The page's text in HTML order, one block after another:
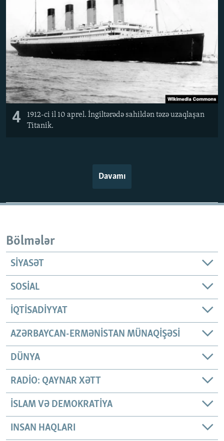
4
1912-ci il 10 aprel. İngiltərədə sahildən təzə uzaqlaşan
Titanik.
Davamı
Bölmələr
SIYASƏT
SOSIAL
İQTISADIYYAT
AZƏRBAYCAN-ERMƏNISTAN MÜNAQIŞƏSI
DÜNYA
RADIO: QAYNAR XƏTT
İSLAM VƏ DEMOKRATIYA
INSAN HAQLARI